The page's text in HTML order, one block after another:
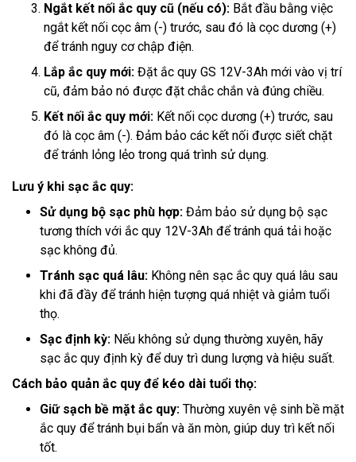
Ngắt kết nối ắc quy cũ (nếu có): Bắt đầu bằng việc
ngắt kết nối cọc âm (-) trước, sau đó là cọc dương (+)
để tránh nguy cơ chập điện.
Lắp ắc quy mới: Đặt ắc quy GS 12V-3Ah mới vào vị trí
cũ, đảm bảo nó được đặt chắc chắn và đúng chiều.
Kết nối ắc quy mới: Kết nối cọc dương (+) trước, sau
đó là cọc âm (-). Đảm bảo các kết nối được siết chặt
để tránh lỏng lẻo trong quá trình sử dụng.
Lưu ý khi sạc ắc quy:
Sử dụng bộ sạc phù hợp: Đảm bảo sử dụng bộ sạc
tương thích với ắc quy 12V-3Ah để tránh quá tải hoặc
sạc không đủ.
Tránh sạc quá lâu: Không nên sạc ắc quy quá lâu sau
khi đã đầy để tránh hiện tượng quá nhiệt và giảm tuổi
thọ.
Sạc định kỳ: Nếu không sử dụng thường xuyên, hãy
sạc ắc quy định kỳ để duy trì dung lượng và hiệu suất.
Cách bảo quản ắc quy để kéo dài tuổi thọ:
Giữ sạch bề mặt ắc quy: Thường xuyên vệ sinh bề mặt
ắc quy để tránh bụi bẩn và ăn mòn, giúp duy trì kết nối
tốt.